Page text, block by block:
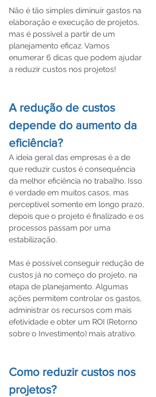
Não é tão simples diminuir gastos na
elaboração e execução de projetos,
mas é possível a partir de um
planejamento eficaz. Vamos
enumerar 6 dicas que podem ajudar
a reduzir custos nos projetos!
A redução de custos
depende do aumento da
eficiência?
A ideia geral das empresas é a de
que reduzir custos é consequência
da melhor eficiência no trabalho. Isso
é verdade em muitos casos, mas
perceptível somente em longo prazo,
depois que o projeto é finalizado e os
processos passam por uma
estabilização.
Mas é possível conseguir redução de
custos já no começo do projeto, na
etapa de planejamento. Algumas
ações permitem controlar os gastos,
administrar os recursos com mais
efetividade e obter um ROI (Retorno
sobre o Investimento) mais atrativo.
Como reduzir custos nos
projetos?